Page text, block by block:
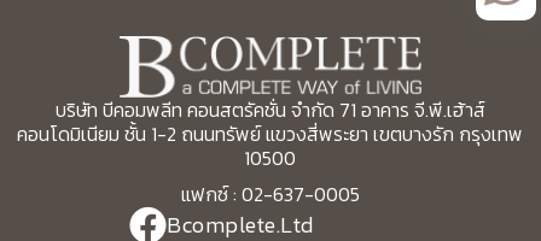
บริษัท บีคอมพลีท คอนสตรัคชั่น จำกัด 71 อาคาร จี.พี.เฮ้าส์
คอนโดมิเนียม ชั้น 1-2 ถนนทรัพย์ แขวงสี่พระยา เขตบางรัก กรุงเทพ
10500
แฟกซ์ : 02-637-0005
Bcomplete.Ltd